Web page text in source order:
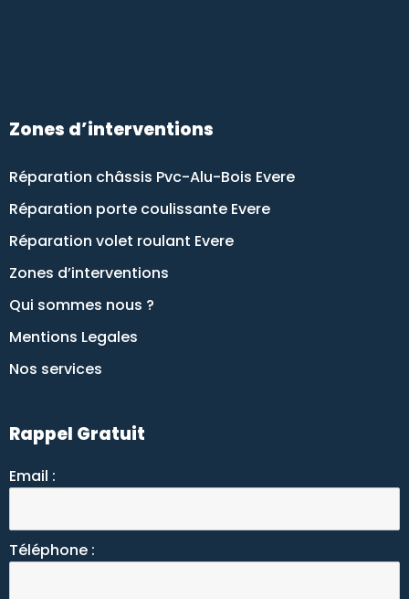
e
:Zones d’interventions
Réparation châssis Pvc-Alu-Bois Evere
Réparation porte coulissante Evere
Réparation volet roulant Evere
Zones d’interventions
Qui sommes nous ?
Mentions Legales
Nos services
Rappel Gratuit
Email :
Téléphone :